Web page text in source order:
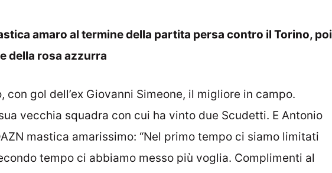
amaro al termine della partita persa contro il Torino, poi
della rosa azzurra
con gol dell’ex Giovanni Simeone, il migliore in campo.
vecchia squadra con cui ha vinto due Scudetti. E Antonio
mastica amarissimo: “Nel primo tempo ci siamo limitati
tempo ci abbiamo messo più voglia. Complimenti al